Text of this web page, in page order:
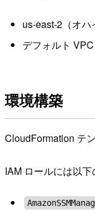
us-east-2（オ
デフォルト
環境構築
CloudFormation テ
IAM ロールには以下